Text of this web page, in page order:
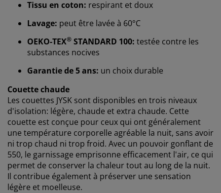
Tissu en coton: respirant et doux
Lavage: peut être lavée à 60°C
OEKO-TEX® STANDARD 100: testée contre les
substances nocives
Garantie de 5 ans: un choix durable
Couette chaude
Les couettes JYSK sont disponibles en trois niveaux
d'isolation: légère, chaude et extra chaude. Cette
couette est conçue pour ceux qui ont généralement
une température corporelle agréable la nuit, sans avoir
ni trop chaud ni trop froid. Avec un pouvoir gonflant de
550, le garnissage emprisonne efficacement l'air, ce qui
permet de conserver la chaleur tout au long de la nuit.
Il contribue également à préserver une sensation
légère et moelleuse.
Chez JYSK, nous utilisons des cookies et des
expérience lorsque vous visitez notre site web. Les
afin de garantir le bon fonctionnement du site, de
générer des statistiques et de vous proposer des
publicités pertinentes. Lorsque vous acceptez les
cookies marketing, nous partageons vos données de
navigation avec nos partenaires marketing (par
exemple Google, Meta et TikTok) afin de vous proposer
des publicités personnalisées et statiques. Vous
pouvez en savoir plus sur les finalités de ces cookies
dans la section « Modifier » et choisir de retirer votre
consentement en cliquant sur l'icône des cookies. En
cliquant sur « Accepter tout », vous acceptez les trois
finalités. En savoir plus surnotre collecte et notre
traitement des données personnellesetnotre
politique relative aux cookies .